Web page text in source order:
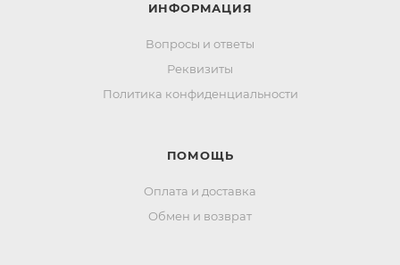
ИНФОРМАЦИЯ
Вопросы и ответы
Реквизиты
Политика конфиденциальности
ПОМОЩЬ
Оплата и доставка
Обмен и возврат